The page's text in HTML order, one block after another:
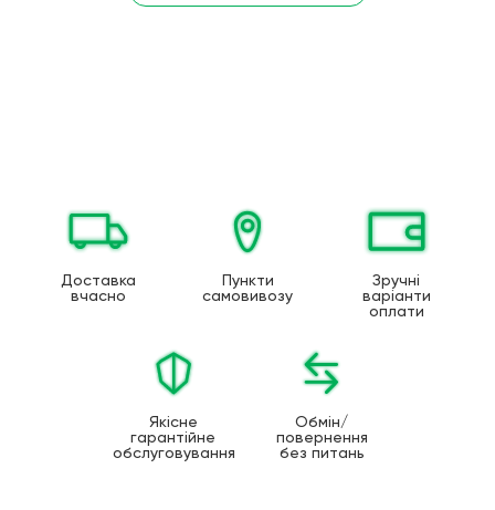
Доставка
вчасно
Пункти
самовивозу
Зручні
варіанти
оплати
Якісне
гарантійне
обслуговування
Обмін/
повернення
без питань